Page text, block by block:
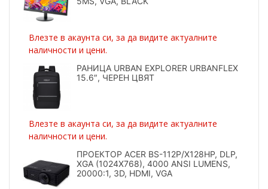
Влезте в акаунта си, за да видите актуалните
наличности и цени.
РАНИЦА URBAN EXPLORER URBANFLEX
15.6″, ЧЕРЕН ЦВЯТ
Влезте в акаунта си, за да видите актуалните
наличности и цени.
ПРОЕКТОР ACER BS-112P/X128HP, DLP,
XGA (1024X768), 4000 ANSI LUMENS,
20000:1, 3D, HDMI, VGA